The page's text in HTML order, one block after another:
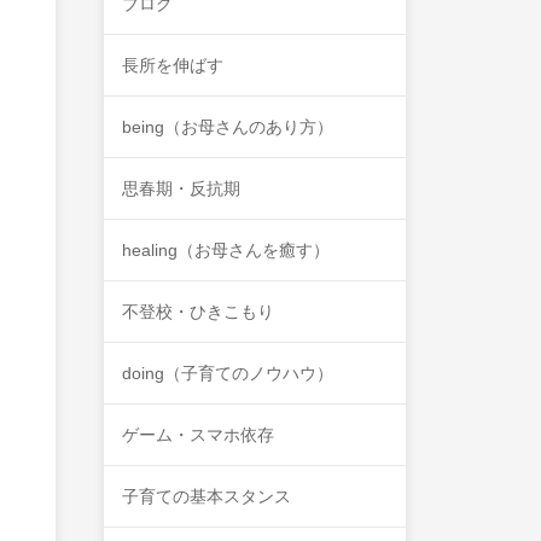
ブログ
長所を伸ばす
being（お母さんのあり方）
思春期・反抗期
healing（お母さんを癒す）
不登校・ひきこもり
doing（子育てのノウハウ）
ゲーム・スマホ依存
子育ての基本スタンス